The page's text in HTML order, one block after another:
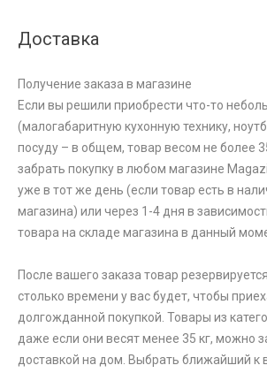
Доставка
Получение заказа в магазине
Если вы решили приобрести что-то
(малогабаритную кухонную технику,
посуду – в общем, товар весом не более
забрать покупку в любом магазине
уже в тот же день (если товар есть в
магазина) или через 1-4 дня в
товара на складе магазина в данный
После вашего заказа товар
столько времени у вас будет, чтобы
долгожданной покупкой. Товары из
даже если они весят менее 35 кг, можно
доставкой на дом. Выбрать ближайший к